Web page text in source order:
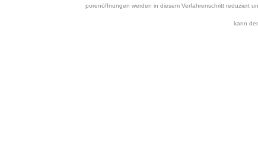
porenöffnungen werden in diesem Verfahrenschritt reduziert
kann